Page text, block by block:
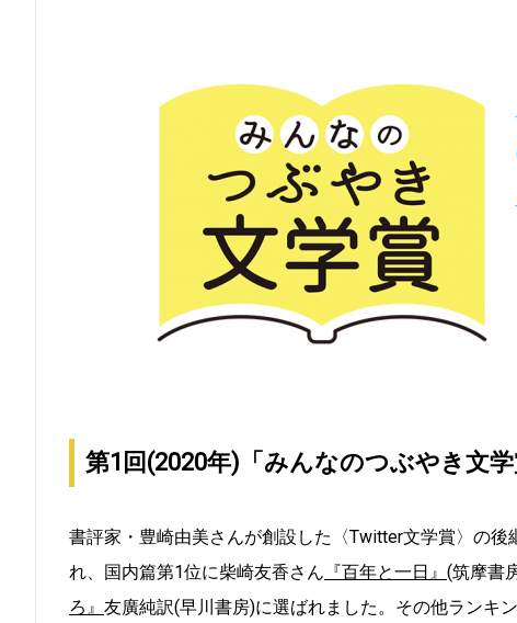
第1回(2020年)「みんなのつぶやき文
書評家・豊崎由美さんが創設した〈Twitter文学賞〉の
れ、国内篇第1位に柴崎友香さん 『百年と一日』 (筑摩書
ろ』 友廣純訳(早川書房)に選ばれました。その他ランキ